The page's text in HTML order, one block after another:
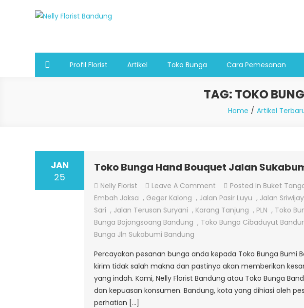
Profil Florist Artikel Toko Bunga Cara Pemesanan
TAG: TOKO
Home Artikel
JAN
25
Toko Bunga Hand Bouquet Jalan
Nelly Florist Leave A CommentOn
Toko
Bunga
Hand
Sukabumi
Bandung
Posted In Buket
Embah Jaksa , Geger Kalong , Jalan Pasir Luyu , Jalan
Sari , Jalan Terusan Suryani , Karang Tanjung , PLN , Toko
Bunga Bojongsoang Bandung , Toko Bunga Cibaduyut
Bunga Jln Sukabumi Bandung
Percayakan pesanan bunga anda kepada Toko Bunga Bumi
kirim tidak salah makna dan pastinya akan memberikan
yang indah. Kami, Nelly Florist Bandung atau Toko Bunga
dan kepuasan konsumen. Bandung, kota yang dihiasi oleh
perhatian […]